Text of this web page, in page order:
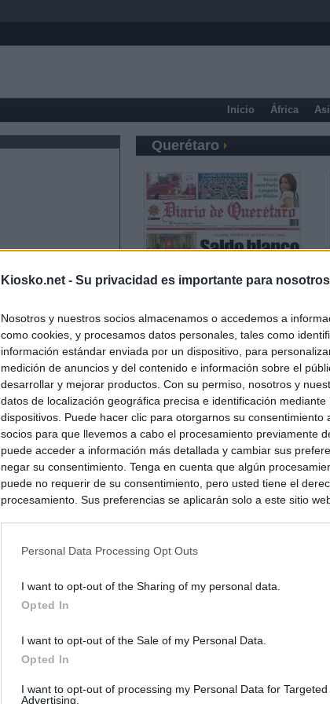
Kiosko.net - Su privacidad es importante para nosotros
Nosotros y nuestros socios almacenamos o accedemos a
como cookies, y procesamos datos personales, tales como
información estándar enviada por un dispositivo, para
medición de anuncios y del contenido e información sobre el
desarrollar y mejorar productos. Con su permiso, nosotros y
datos de localización geográfica precisa e identificación
dispositivos. Puede hacer clic para otorgarnos su consentimiento
socios para que llevemos a cabo el procesamiento previamente
puede acceder a información más detallada y cambiar sus
negar su consentimiento. Tenga en cuenta que algún
puede no requerir de su consentimiento, pero usted tiene el
procesamiento. Sus preferencias se aplicarán solo a este sitio
Personal Data Processing Opt Outs
I want to opt-out of the Sharing of my personal data.
Opted In
I want to opt-out of the Sale of my Personal Data.
Opted In
I want to opt-out of processing my Personal Data for Targeted
Advertising.
Inicio África
Querétaro